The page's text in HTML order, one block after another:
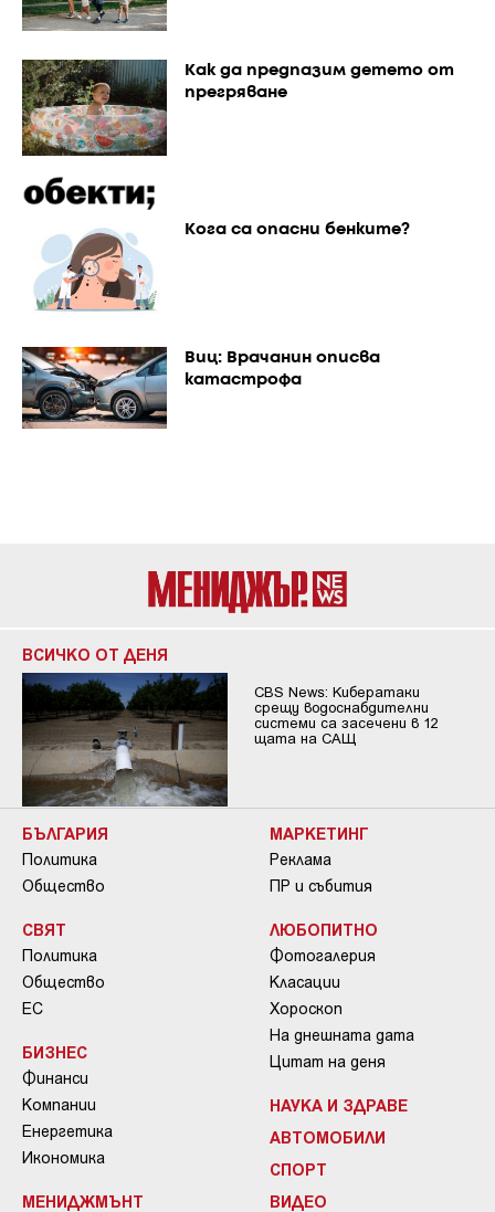
Как да предпазим детето от
прегряване
Кога са опасни бенките?
Виц: Врачанин описва
катастрофа
ВСИЧКО ОТ ДЕНЯ
CBS News: Кибератаки
срещу водоснабдителни
системи са засечени в 12
щата на САЩ
БЪЛГАРИЯ
Политика
Общество
СВЯТ
Политика
Общество
ЕС
БИЗНЕС
Финанси
Компании
Енергетика
Икономика
МЕНИДЖМЪНТ
МАРКЕТИНГ
Реклама
ПР и събития
ЛЮБОПИТНО
Фотогалерия
Класации
Хороскоп
На днешната дата
Цитат на деня
НАУКА И ЗДРАВЕ
АВТОМОБИЛИ
СПОРТ
ВИДЕО